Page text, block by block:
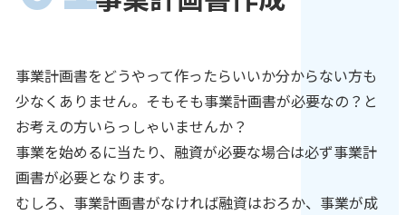
事業計画書をどうやって作ったらいいか分からない方も
少なくありません。そもそも事業計画書が必要なの？と
お考えの方いらっしゃいませんか？
事業を始めるに当たり、融資が必要な場合は必ず事業計
画書が必要となります。
むしろ、事業計画書がなければ融資はおろか、事業が成